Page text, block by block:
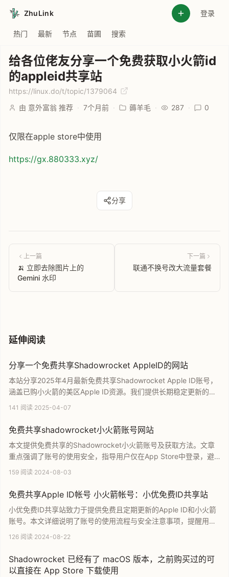
ZhuLink 登录
热门 最新 节点 苗圃 搜索
给各位佬友分享一个免费获取小火箭id
的appleid共享站
https://linux.do/t/topic/1379064
由 意外富翁 推荐 · 7个月前 · 薅羊毛 · 287 · 0
仅限在apple store中使用
https://gx.880333.xyz/
分享
上一篇
🍌 立即去除图片上的
Gemini 水印
下一篇
联通不换号改大流量套餐
延伸阅读
分享一个免费共享Shadowrocket AppleID的网站
本站分享2025年4月最新免费共享Shadowrocket Apple ID账号，
涵盖已购小火箭的美区Apple ID资源。我们提供长期稳定更新的账
号，支持小火箭账号购买与美区账号分享，协助用户快速获取并使
质推荐。
141 阅读·2025-04-07
免费共享shadowrocket小火箭账号网站
本文提供免费共享的Shadowrocket小火箭账号及获取方法。文章
重点强调了账号的使用安全，指导用户仅在App Store中登录，避
免在系统设置中登录。通过简单的流程，用户可以免费获取最新的
号的实用指南。
159 阅读·2024-08-03
免费共享Apple ID帐号 小火箭帐号：小优免费ID共享站
小优免费ID共享站致力于提供免费且定期更新的Apple ID和小火箭
账号。本文详细说明了账号的使用流程与安全注意事项，提醒用户
仅限从App Store登录，切勿登录iCloud或开启双重认证，以确保
信息。
126 阅读·2024-08-22
Shadowrocket 已经有了 macOS 版本，之前购买过的可
以直接在 App Store 下载使用